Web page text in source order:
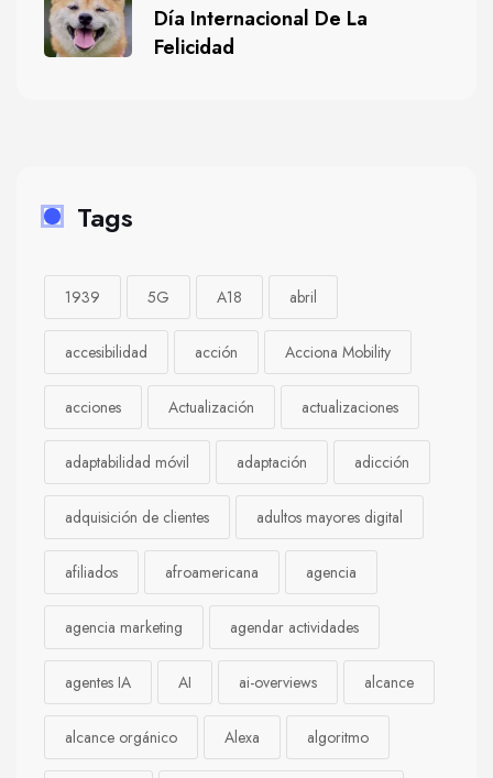
Día Internacional De La
Felicidad
Tags
1939 5G A18 abril
accesibilidad acción Acciona Mobility
acciones Actualización actualizaciones
adaptabilidad móvil adaptación adicción
adquisición de clientes adultos mayores digital
afiliados afroamericana agencia
agencia marketing agendar actividades
agentes IA AI ai-overviews alcance
alcance orgánico Alexa algoritmo